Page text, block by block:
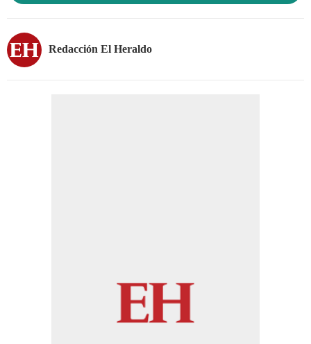
Redacción El Heraldo